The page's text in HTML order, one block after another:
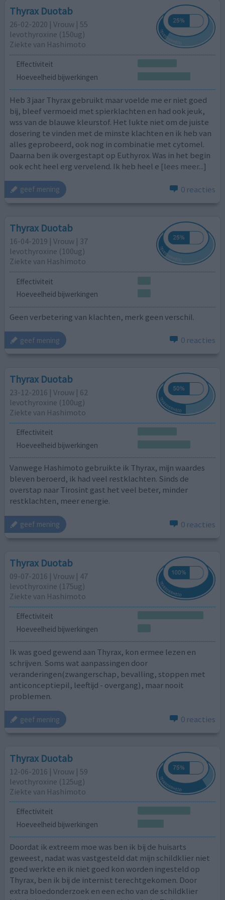
Thyrax Duotab
26-02-2020 | Vrouw | 55
levothyroxine (150ug)
Ziekte van Hashimoto
Effectiviteit
Hoeveelheid bijwerkingen
Heb 3 jaar Thyrax gebruikt maar voelde me er niet goed
bij, bleef vermoeid met spierklachten en had ook jeuk,
wss van de blauwe kleurstof. Het lukte niet om de juiste
dosering te vinden met de minste klachten en ik heb van
alles geprobeerd, ook nog in combinatie met cytomel.
Daarna ben ik overgestapt op Euthyrox. Was in het begin
ook echt heel erg vervelend. Ik heb heel e [lees meer...]
geef mening 0 reacties
Thyrax Duotab
16-04-2019 | Vrouw | 37
levothyroxine (100ug)
Ziekte van Hashimoto
Effectiviteit
Hoeveelheid bijwerkingen
Geen verbetering van klachten, merk geen verschil.
geef mening 0 reacties
Thyrax Duotab
23-12-2016 | Vrouw | 62
levothyroxine (100ug)
Ziekte van Hashimoto
Effectiviteit
Hoeveelheid bijwerkingen
Vanwege Hashimoto gebruikte ik Thyrax, mijn waardes
bleven beroerd, ik had veel restklachten. Sinds de
overstap naar Tirosint gast het veel beter, minder
restklachten, meer energie.
geef mening 0 reacties
Thyrax Duotab
09-07-2016 | Vrouw | 47
levothyroxine (175ug)
Ziekte van Hashimoto
Effectiviteit
Hoeveelheid bijwerkingen
Ik was goed gewend aan Thyrax, kon ermee lezen en
schrijven. Soms wat aanpassingen door
veranderingen(zwangerschap, bevalling, stoppen met
anticonceptiepil, leeftijd - overgang), maar nooit
problemen.
geef mening 0 reacties
Thyrax Duotab
12-06-2016 | Vrouw | 59
levothyroxine (125ug)
Ziekte van Hashimoto
Effectiviteit
Hoeveelheid bijwerkingen
Doordat ik extreem moe was ben ik bij de huisarts
geweest, nadat was vastgesteld dat mijn schildklier niet
goed werkte en ik niet goed kon worden ingesteld op
Thyrax, ben ik bij de internist terechtgekomen. Door
extra bloedonderzoek en een echo van de schildklier